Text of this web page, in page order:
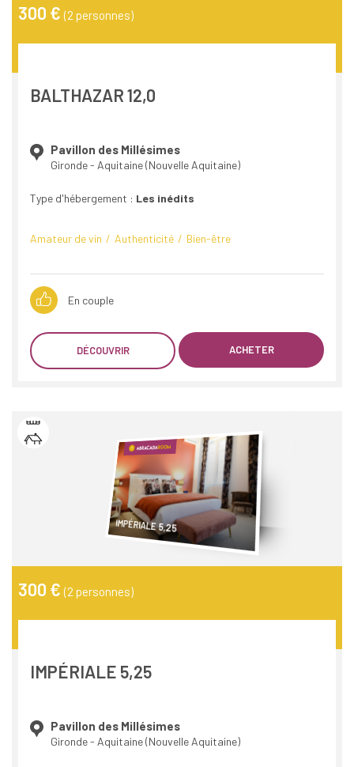
300 € (2 personnes)
BALTHAZAR 12,0
Pavillon des Millésimes
Gironde - Aquitaine (Nouvelle Aquitaine)
Type d'hébergement : Les inédits
Amateur de vin Authenticité Bien-être
En couple
DÉCOUVRIR ACHETER
IMPÉRIALE 5,25
300 € (2 personnes)
IMPÉRIALE 5,25
Pavillon des Millésimes
Gironde - Aquitaine (Nouvelle Aquitaine)